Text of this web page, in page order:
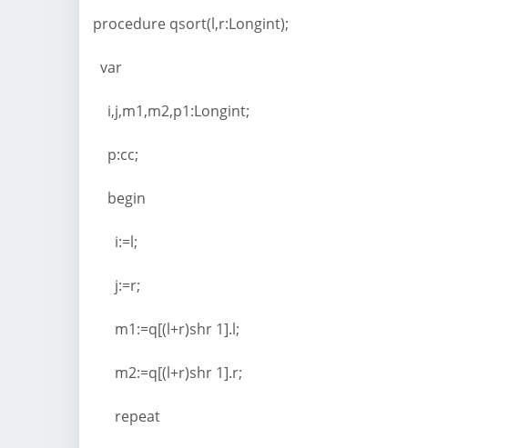
procedure qsort(l,r:Longint);
var
i,j,m1,m2,p1:Longint;
p:cc;
begin
i:=l;
j:=r;
m1:=q[(l+r)shr 1].l;
m2:=q[(l+r)shr 1].r;
repeat